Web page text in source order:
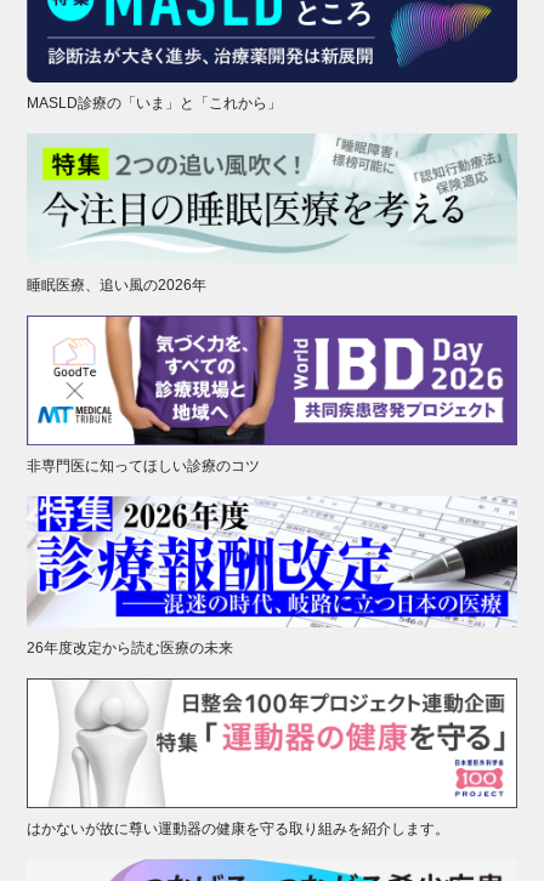
MASLD診療の「いま」と「これから」
睡眠医療、追い風の2026年
非専門医に知ってほしい診療のコツ
26年度改定から読む医療の未来
はかないが故に尊い運動器の健康を守る取り組みを紹介します。